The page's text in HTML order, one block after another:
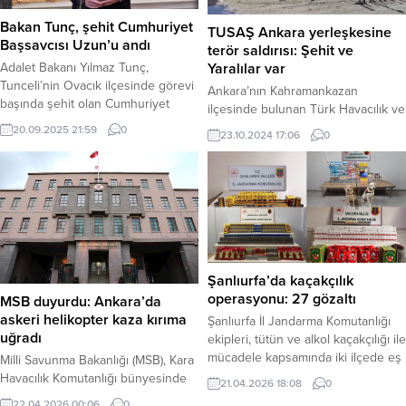
olay yerine...
Bakan Tunç, şehit Cumhuriyet
Başsavcısı Uzun’u andı
Adalet Bakanı Yılmaz Tunç,
Tunceli’nin Ovacık ilçesinde görevi
başında şehit olan Cumhuriyet
Başsavcısı Murat Uzun’u andı.
Haber Merkezi – Adalet Bakanı
Tunç, Tunceli’nin Ovacık ilçesinde
görevi başında şehit olan
Cumhuriyet Başsavcısı Murat
Uzun’u şehadetinin 13. yılında
rahmetle yad ettiğini belirtti.
Adalete ömrünü adayan, ülkenin
huzuru ve güvenliği için canını
feda...
20.09.2025 21:59 0
TUSAŞ Ankara yerleşkesine
terör saldırısı: Şehit ve
Yaralılar var
Ankara’nın Kahramankazan
ilçesinde bulunan Türk Havacılık ve
Uzay Sanayii A.Ş.’nin (TUSAŞ)
yerleşkesine terör saldırısı
düzenlendi. Giriş kapısında
meydana gelen patlamanın
ardından silah sesleri duyulurken,
İçişleri Bakanı Ali Yerlikaya saldırıda
şehit ve yaralılar olduğunu açıkladı.
Olayın ardından güvenlik güçleri,
itfaiye ve sağlık ekipleri hızla
bölgeye sevk edildi. TUSAŞ
personeli ise güvenlik...
23.10.2024 17:06 0
MSB duyurdu: Ankara’da
askeri helikopter kaza kırıma
uğradı
Milli Savunma Bakanlığı (MSB), Kara
Havacılık Komutanlığı bünyesinde
görev yapan bir ağır nakliye
Şanlıurfa’da kaçakçılık
operasyonu: 27 gözaltı
Şanlıurfa İl Jandarma Komutanlığı
ekipleri, tütün ve alkol kaçakçılığı ile
mücadele kapsamında iki ilçede eş
zamanlı operasyonlar düzenledi.
Birecik ve Viranşehir ilçelerinde
21.04.2026 18:08 0